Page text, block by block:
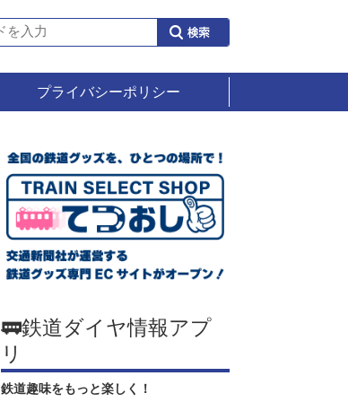
プライバシーポリシー
🚃鉄道ダイヤ情報アプ
リ
鉄道趣味をもっと楽しく！